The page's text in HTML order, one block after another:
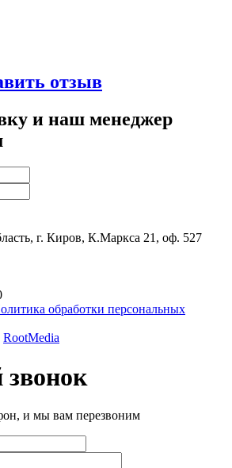
отзыв
и наш менеджер
г. Киров, К.Маркса 21, оф. 527
обработки персональных
RootMedia
и мы вам перезвоним